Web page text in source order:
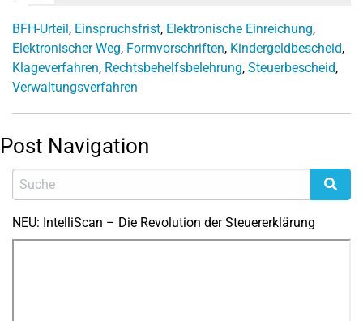
BFH-Urteil, Einspruchsfrist, Elektronische Einreichung,
Elektronischer Weg, Formvorschriften, Kindergeldbescheid,
Klageverfahren, Rechtsbehelfsbelehrung, Steuerbescheid,
Verwaltungsverfahren
Post Navigation
NEU: IntelliScan – Die Revolution der Steuererklärung